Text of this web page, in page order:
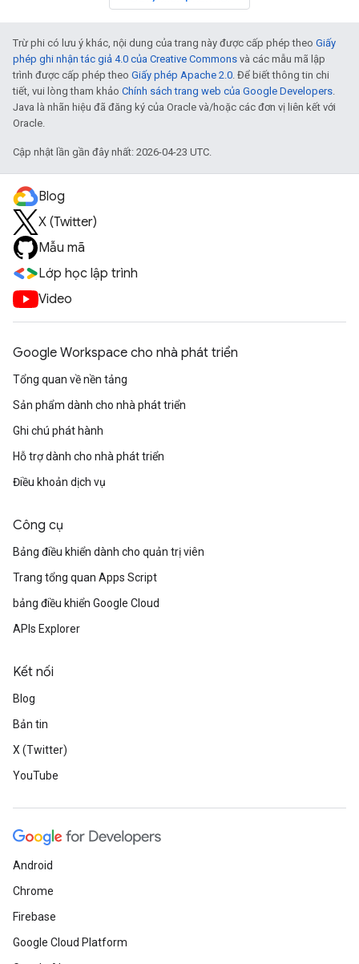
Trừ phi có lưu ý khác, nội dung của trang này được cấp phép theo Giấy
phép ghi nhận tác giả 4.0 của Creative Commons và các mẫu mã lập
trình được cấp phép theo Giấy phép Apache 2.0. Để biết thông tin chi
tiết, vui lòng tham khảo Chính sách trang web của Google Developers.
Java là nhãn hiệu đã đăng ký của Oracle và/hoặc các đơn vị liên kết với
Oracle.
Cập nhật lần gần đây nhất: 2026-04-23 UTC.
Blog
X (Twitter)
Mẫu mã
Lớp học lập trình
Video
Google Workspace cho nhà phát triển
Tổng quan về nền tảng
Sản phẩm dành cho nhà phát triển
Ghi chú phát hành
Hỗ trợ dành cho nhà phát triển
Điều khoản dịch vụ
Công cụ
Bảng điều khiển dành cho quản trị viên
Trang tổng quan Apps Script
bảng điều khiển Google Cloud
APIs Explorer
Kết nối
Blog
Bản tin
X (Twitter)
YouTube
Android
Chrome
Firebase
Google Cloud Platform